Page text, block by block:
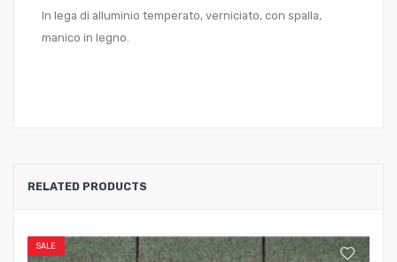
In lega di alluminio temperato, verniciato, con spalla,
manico in legno.
RELATED PRODUCTS
SALE